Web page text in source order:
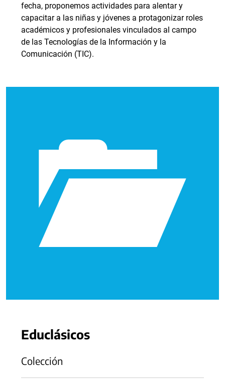
fecha, proponemos actividades para alentar y
capacitar a las niñas y jóvenes a protagonizar roles
académicos y profesionales vinculados al campo
de las Tecnologías de la Información y la
Comunicación (TIC).
Educlásicos
Colección